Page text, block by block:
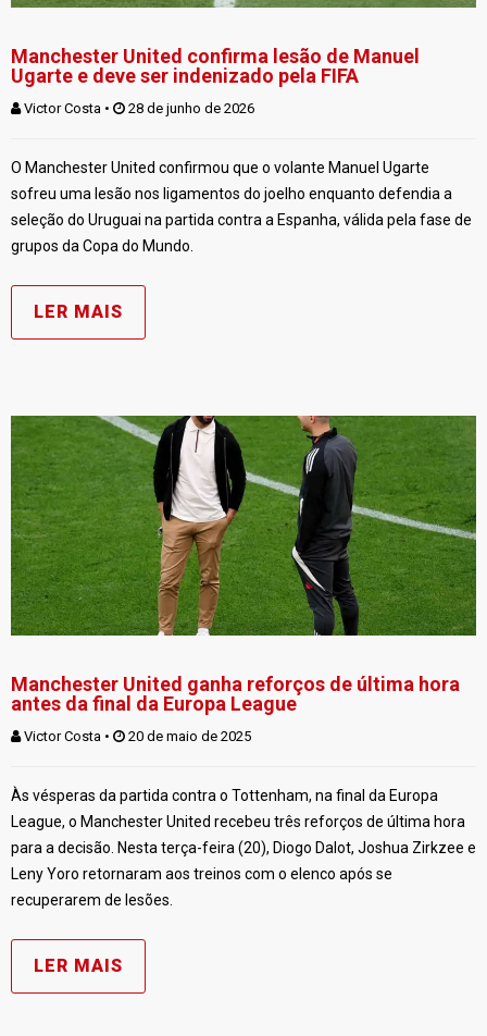
Manchester United confirma lesão de Manuel
Ugarte e deve ser indenizado pela FIFA
Victor Costa • 28 de junho de 2026
O Manchester United confirmou que o volante Manuel Ugarte
sofreu uma lesão nos ligamentos do joelho enquanto defendia a
seleção do Uruguai na partida contra a Espanha, válida pela fase de
grupos da Copa do Mundo.
LER MAIS
Manchester United ganha reforços de última hora
antes da final da Europa League
Victor Costa • 20 de maio de 2025
Às vésperas da partida contra o Tottenham, na final da Europa
League, o Manchester United recebeu três reforços de última hora
para a decisão. Nesta terça-feira (20), Diogo Dalot, Joshua Zirkzee e
Leny Yoro retornaram aos treinos com o elenco após se
recuperarem de lesões.
LER MAIS